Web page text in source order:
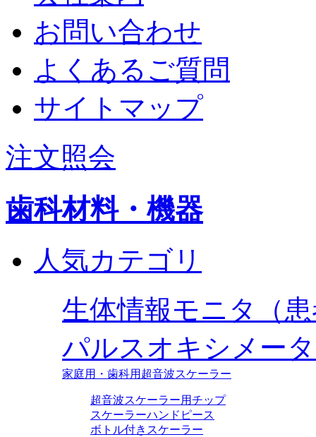
お問い合わせ
よくあるご質問
サイトマップ
注文照会
歯科材料・機器
人気カテゴリ
生体情報モニタ（
パルスオキシメー
家庭用・歯科用超音波スケーラー
超音波スケーラー用チップ
スケーラーハンドピース
ボトル付きスケーラー